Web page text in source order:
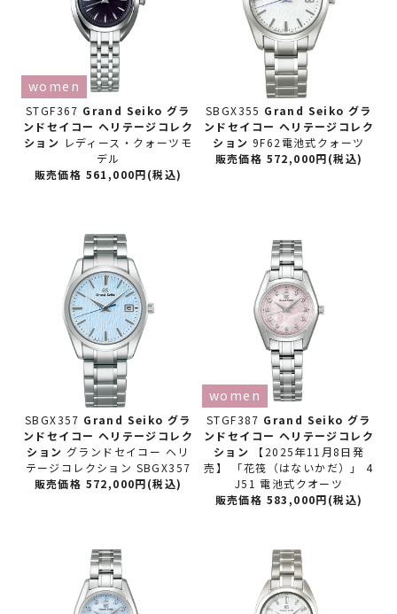
STGF367 Grand Seiko グラ
ンドセイコー ヘリテージコレク
ション レディース・クォーツモ
デル
women
販売価格 561,000円(税込)
SBGX355 Grand Seiko グラ
ンドセイコー ヘリテージコレク
ション9F62電池式クォーツ
販売価格 572,000円(税込)
SBGX357 Grand Seiko グラ
ンドセイコー ヘリテージコレク
ション グランドセイコー ヘリ
テージコレクション SBGX357
販売価格 572,000円(税込)
STGF387 Grand Seiko グラ
ンドセイコー ヘリテージコレク
ション
【2025年11月8日発
売】 「花筏（はないかだ）」 4
J51 電池式クオーツ
women
販売価格 583,000円(税込)